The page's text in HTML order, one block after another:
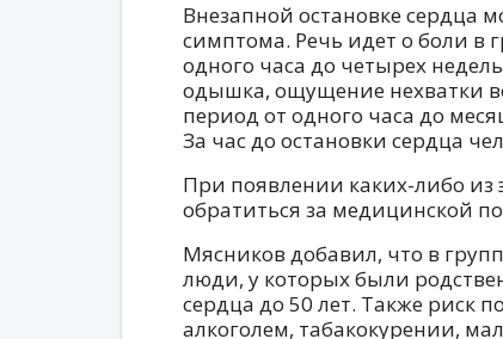
Внезапной остановке сердца
симптома. Речь идет о боли в
одного часа до четырех
одышка, ощущение нехватки
период от одного часа до
За час до остановки сердца
При появлении каких-либо из
обратиться за медицинской
Мясников добавил, что в
люди, у которых были
сердца до 50 лет. Также риск
алкоголем, табакокурении,